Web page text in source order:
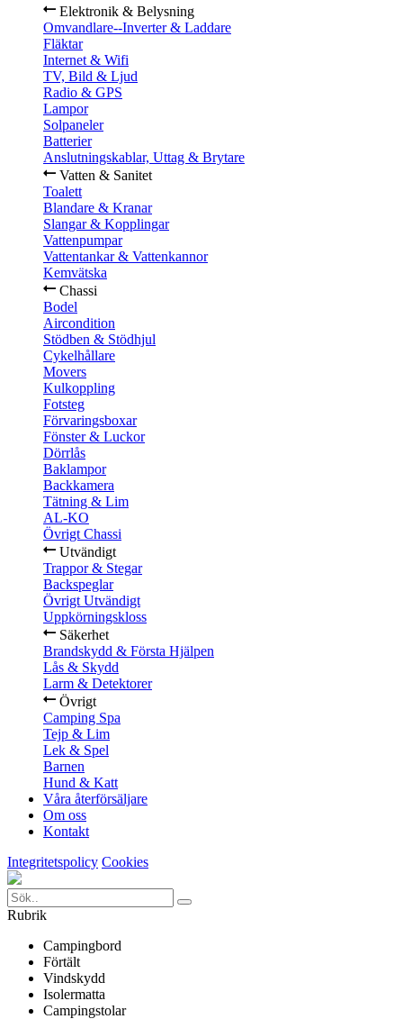
Elektronik & Belysning
Omvandlare--Inverter & Laddare
Fläktar
Internet & Wifi
TV, Bild & Ljud
Radio & GPS
Lampor
Solpaneler
Batterier
Anslutningskablar, Uttag & Brytare
Vatten & Sanitet
Toalett
Blandare & Kranar
Slangar & Kopplingar
Vattenpumpar
Vattentankar & Vattenkannor
Kemvätska
Chassi
Bodel
Aircondition
Stödben & Stödhjul
Cykelhållare
Movers
Kulkoppling
Fotsteg
Förvaringsboxar
Fönster & Luckor
Dörrlås
Baklampor
Backkamera
Tätning & Lim
AL-KO
Övrigt Chassi
Utvändigt
Trappor & Stegar
Backspeglar
Övrigt Utvändigt
Uppkörningskloss
Säkerhet
Brandskydd & Första Hjälpen
Lås & Skydd
Larm & Detektorer
Övrigt
Camping Spa
Tejp & Lim
Lek & Spel
Barnen
Hund & Katt
Våra återförsäljare
Om oss
Kontakt
Integritetspolicy Cookies
Rubrik
Campingbord
Förtält
Vindskydd
Isolermatta
Campingstolar